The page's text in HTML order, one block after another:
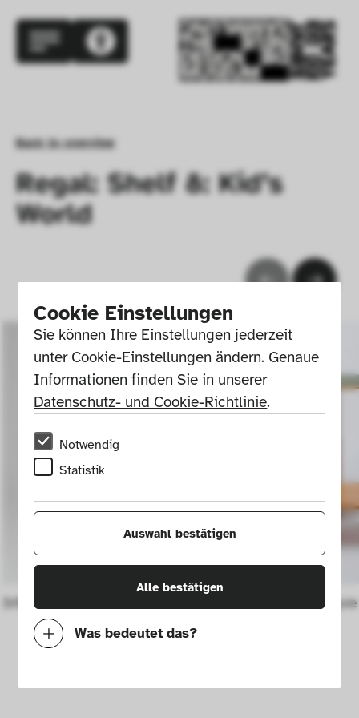
Cookie Einstellungen
Sie können Ihre Einstellungen jederzeit
unter Cookie-Einstellungen ändern. Genaue
Informationen finden Sie in unserer
Datenschutz- und Cookie-Richtlinie.
Notwendig
Statistik
Auswahl bestätigen
Alle bestätigen
Was bedeutet das?
Mit diesen Cookies können wir durch
Back to overview
Regal: Shelf 8: Kid’s
World
Inflatable giraffe Play